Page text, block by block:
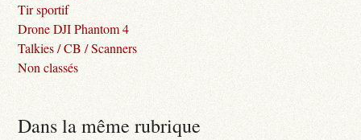
Tir sportif
Drone DJI Phantom 4
Talkies / CB / Scanners
Non classés
Dans la même rubrique